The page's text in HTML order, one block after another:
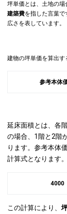
坪単価とは、土地の場
建築費を指した言葉
広さを表しています。
建物の坪単価を算出す
参考本
延床面積とは、各
の場合、1階と2階
ります。参考本体
計算式となります。
この計算により、